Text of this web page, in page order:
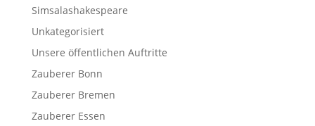
Simsalashakespeare
Unkategorisiert
Unsere öffentlichen Auftritte
Zauberer Bonn
Zauberer Bremen
Zauberer Essen